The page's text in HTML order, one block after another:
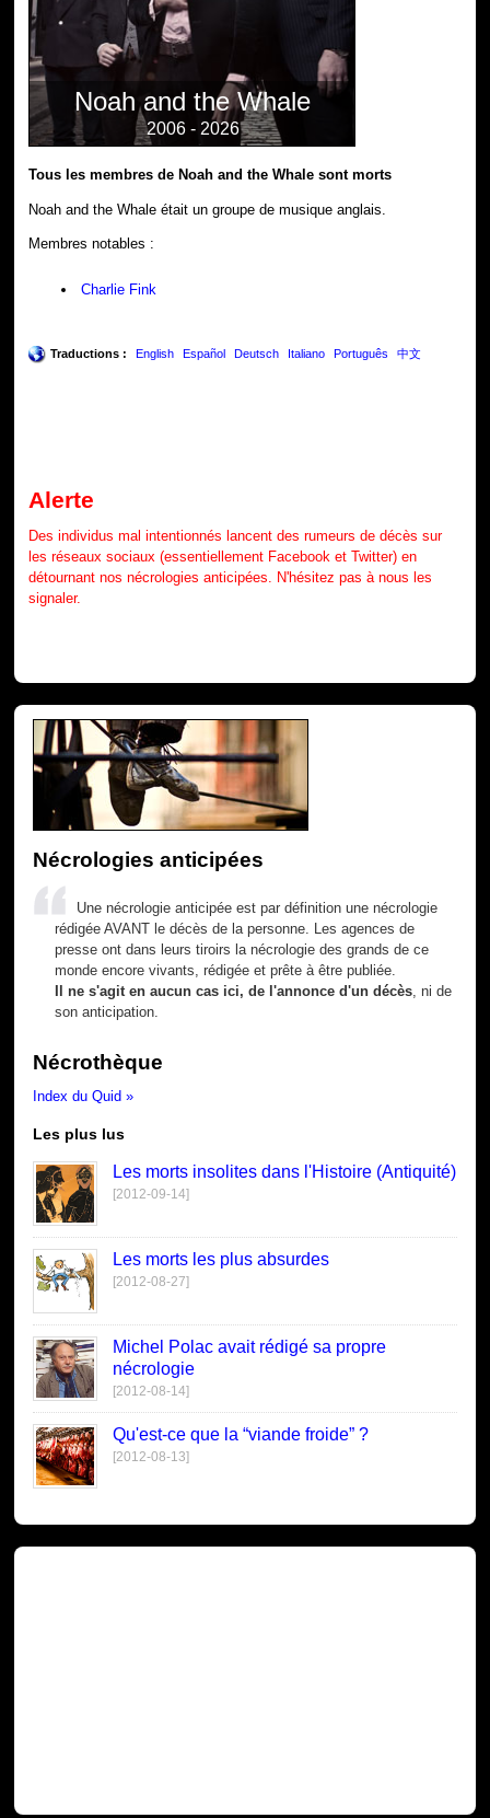
Noah and the Whale
2006 - 2026
Tous les membres de Noah and the Whale sont morts
Noah and the Whale était un groupe de musique anglais.
Membres notables :
Charlie Fink
Traductions : English Español Deutsch Italiano Português 中文
Alerte
Des individus mal intentionnés lancent des rumeurs de décès sur
les réseaux sociaux (essentiellement Facebook et Twitter) en
détournant nos nécrologies anticipées. N'hésitez pas à nous les
signaler.
Nécrologies anticipées
Une nécrologie anticipée est par définition une nécrologie
rédigée AVANT le décès de la personne. Les agences de
presse ont dans leurs tiroirs la nécrologie des grands de ce
monde encore vivants, rédigée et prête à être publiée.
Il ne s'agit en aucun cas ici, de l'annonce d'un décès , ni de
son anticipation.
Nécrothèque
Index du Quid »
Les plus lus
Les morts insolites dans l'Histoire (Antiquité)
[2012-09-14]
Les morts les plus absurdes
[2012-08-27]
Michel Polac avait rédigé sa propre
nécrologie
[2012-08-14]
Qu'est-ce que la “viande froide” ?
[2012-08-13]